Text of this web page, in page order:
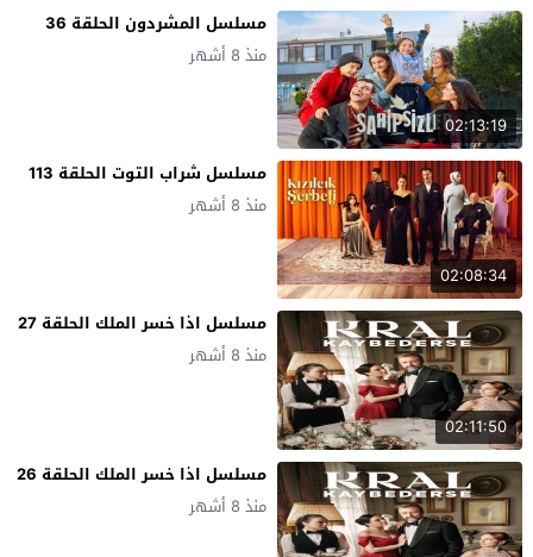
02:13:19
مسلسل المشردون الحلقة 36
منذ 8 أشهر
02:08:34
مسلسل شراب التوت الحلقة 113
منذ 8 أشهر
02:11:50
مسلسل اذا خسر الملك الحلقة 27
منذ 8 أشهر
مسلسل اذا خسر الملك الحلقة 26
منذ 8 أشهر